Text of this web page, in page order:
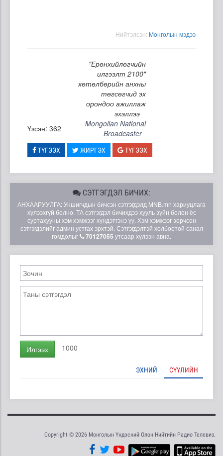
Нийтэлсэн: Moнголын мэдээ
"Ерөнхийлөгчийн
илгээлт 2100"
хөтөлбөрийн анхны
төгсөгчид эх
орондоо ажиллаж
эхэллээ
Үзсэн: 362
Mongolian National
Broadcaster
ТҮГЭЭХ ЖИРГЭХ ТҮГЭЭХ
СЭТГЭГДЭЛ БИЧИХ:
АНХААРУУЛГА: Уншигчдын бичсэн сэтгэгдэлд MNB.mn хариуцлага
хүлээхгүй болно. ТА сэтгэгдэл бичихдээ хууль зүйн болон ёс
суртахууны хэм хэмжээг хүндэтгэнэ үү. Хэм хэмжээг зөрчсөн
сэтгэгдэлийг админ устгах эрхтэй. Сэтгэгдэлтэй холбоотой санал
гомдолыг
70127055 утсаар хүлээн авна.
Илгээх 1000
ЭХНИЙ СҮҮЛИЙН
Copyright © 2026 Монголын Үндэсний Олон Нийтийн Радио Телевиз.